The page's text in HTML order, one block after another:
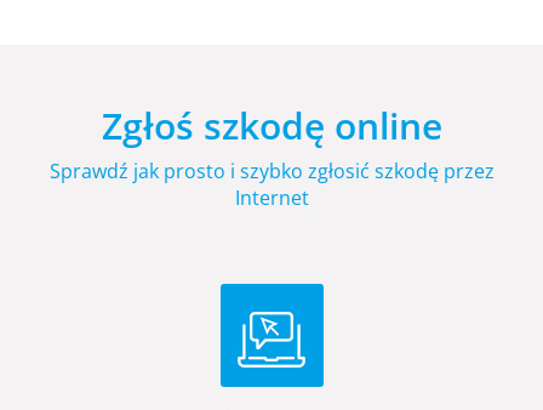
Zgłoś szkodę online
Sprawdź jak prosto i szybko zgłosić szkodę przez
Internet